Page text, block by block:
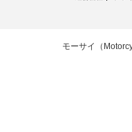
モーサイ（